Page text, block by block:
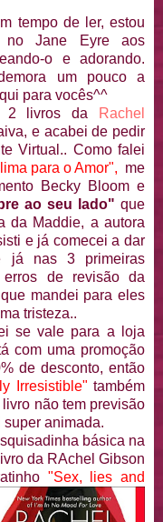
tempo de ler, estou
no Jane Eyre aos
o e adorando.
um pouco a
para vocês^^
2 livros da
Rachel
e acabei de pedir
Virtual.. Como falei
para o Amor", me
Becky Bloom e
ao seu lado" que
da Maddie, a autora
e já comecei a dar
já nas 3 primeiras
de revisão da
mandei para eles
tristeza..
se vale para a loja
com uma promoção
de desconto, então
Irresistible" também
não tem previsão
animada.
básica na
da RAchel Gibson
"Sex, lies and